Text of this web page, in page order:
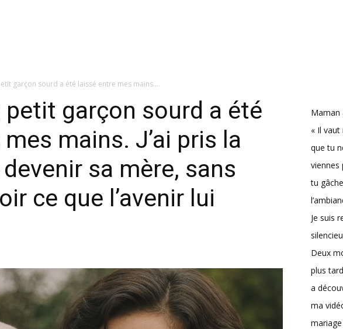
garçon sourd a été laissé entre mes mains....
petit garçon sourd a été
mains. J’ai pris la
sa mère, sans
ce que l’avenir lui
Maman
« Il vaut
que tu
viennes
tu
Je suis
Deux
plus
a
ma